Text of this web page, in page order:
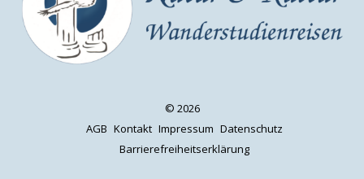
© 2026
AGB Kontakt Impressum Datenschutz
Barrierefreiheitserklärung